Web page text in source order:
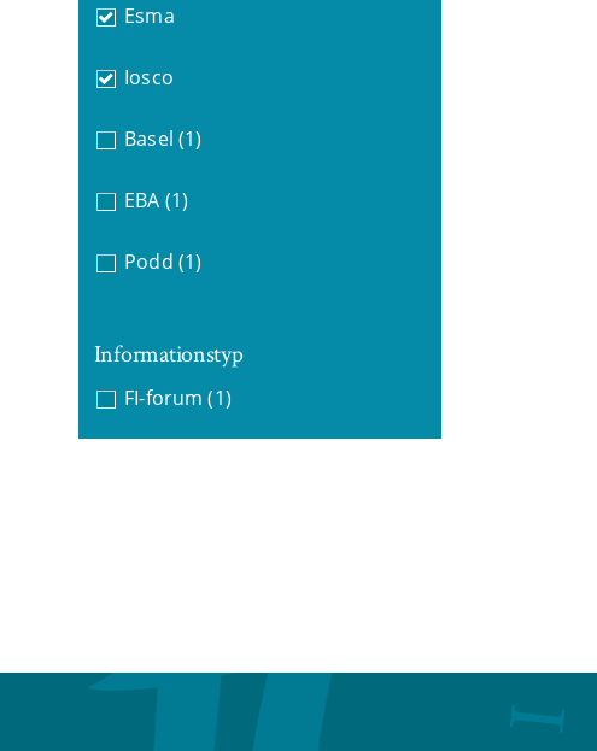
Esma
Iosco
Basel (1)
EBA (1)
Podd (1)
Informationstyp
FI-forum (1)